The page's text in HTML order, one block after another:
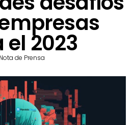
2023
Nota de Prensa